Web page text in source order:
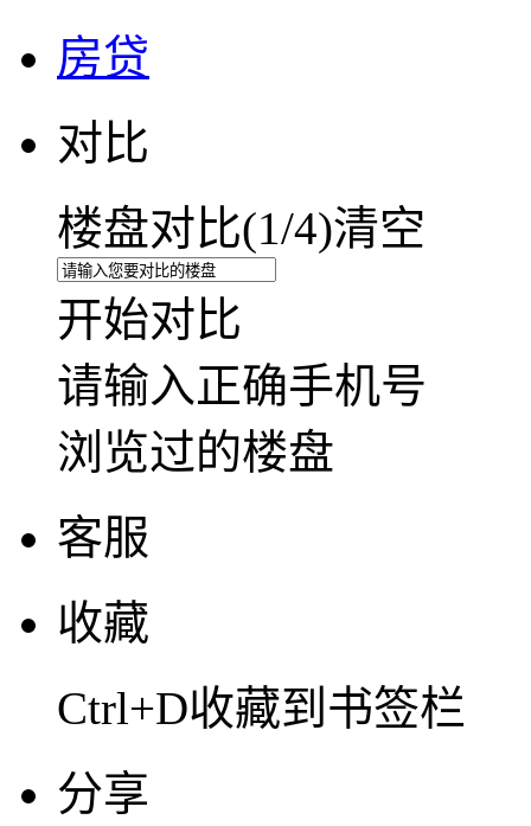
房贷
对比
楼盘对比(1/4)清空
开始对比
请输入正确手机号
浏览过的楼盘
客服
收藏
Ctrl+D收藏到书签栏
分享